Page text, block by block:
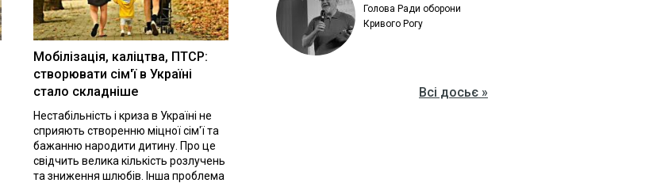
Мобілізація, каліцтва, ПТСР:
створювати сім'ї в Україні
стало складніше
Нестабільність і криза в Україні не
сприяють створенню міцної сім'ї та
бажанню народити дитину. Про це
свідчить велика кількість розлучень
та зниження шлюбів. Інша проблема
Голова Ради оборони
Кривого Рогу
Всі досьє »